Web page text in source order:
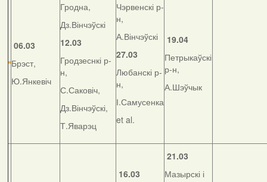
06.03
Брэст,
Ю.Янкевіч
Гродна,
Дз.Вінчэўскі
12.03
Гродзеснкі р-
н,
С.Саковіч,
Дз.Вінчэўскі,
Т.Яварэц
Чэрвенскі р-
н,
А.Вінчэўскі
27.03
Любанскі р-
н,
І.Самусенка
et al.
19.04
Петрыкаўскі
р-н,
А.Шэўчык
16.03
21.03
Мазырскі і